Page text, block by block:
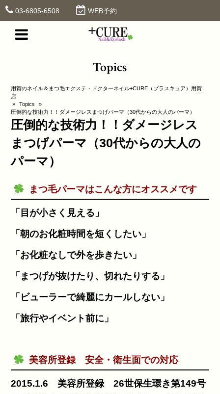
03-6805-6508 WEB予約
Topics
用賀のネイル＆まつ毛エクステ・ドクターネイル+CURE（プラスキュア）用賀
店
»
Topics
»
圧倒的な技術力！！ダメージレスまつげパーマ（30代からの大人のパーマ）
圧倒的な技術力！！ダメージレス
まつげパーマ（30代からの大人の
パーマ）
まつ毛パーマはこんな方にオススメです
「目が小さく見える」
「朝のお化粧時間を短くしたい」
「お化粧なしで外を歩きたい」
「まつげが抜けたり、切れたりする」
「ビューラーで綺麗にカールしない」
「旅行やイベント前に」
美容所登録 安全・衛生面での対応
2015.1.6 美容所登録 26世保生環き第149号